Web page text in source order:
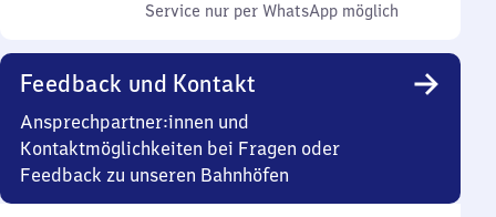
Service nur per WhatsApp möglich
Feedback und Kontakt
Ansprechpartner:innen und
Kontaktmöglichkeiten bei Fragen oder
Feedback zu unseren Bahnhöfen